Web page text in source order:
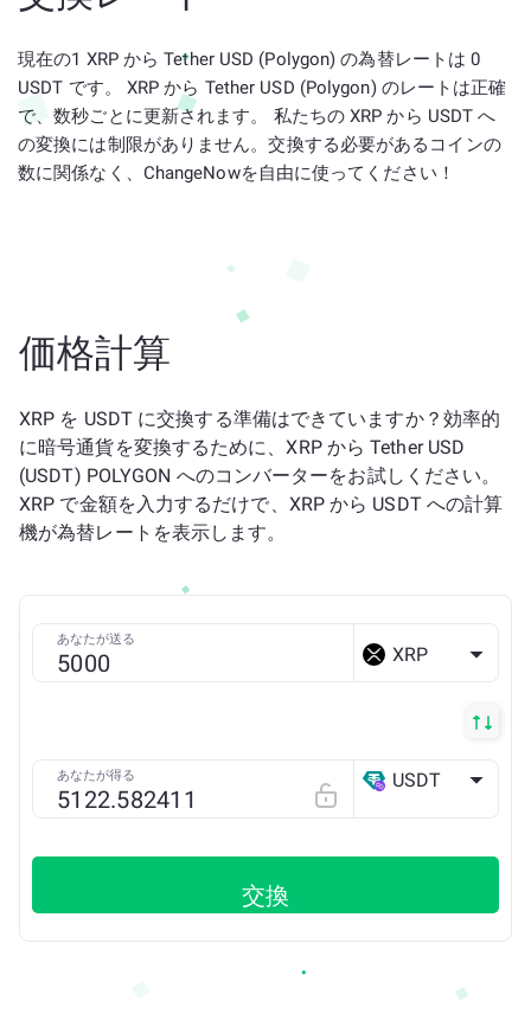
現在の1 XRP から Tether USD (Polygon) の為替レートは 0
USDT です。 XRP から Tether USD (Polygon) のレートは正確
で、数秒ごとに更新されます。 私たちの XRP から USDT へ
の変換には制限がありません。交換する必要があるコインの
数に関係なく、ChangeNowを自由に使ってください！
価格計算
XRP を USDT に交換する準備はできていますか？効率的
に暗号通貨を変換するために、XRP から Tether USD
(USDT) POLYGON へのコンバーターをお試しください。
XRP で金額を入力するだけで、XRP から USDT への計算
機が為替レートを表示します。
あなたが送る
XRP
あなたが得る USDT
交換